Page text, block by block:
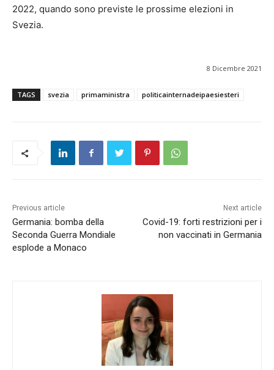
2022, quando sono previste le prossime elezioni in
Svezia.
8 Dicembre 2021
TAGS svezia primaministra politicainternadeipaesiesteri
Previous article
Germania: bomba della
Seconda Guerra Mondiale
esplode a Monaco
Next article
Covid-19: forti restrizioni per i
non vaccinati in Germania